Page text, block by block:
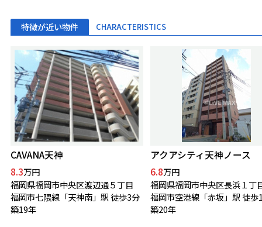
特徴が近い物件 CHARACTERISTICS
CAVANA天神
8.3万円
福岡県福岡市中央区渡辺通５丁目
福岡市七隈線「天神南」駅 徒歩3分
築19年
アクアシティ天神ノース
6.8万円
福岡県福岡市中央区長浜１丁
福岡市空港線「赤坂」駅 徒歩
築20年